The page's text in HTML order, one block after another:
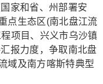
家和省、州部署安
点生态区(南北盘江流
项目、兴义市乌沙镇
报力度，争取南北盘
域及南方喀斯特典型